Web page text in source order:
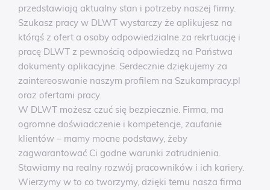
przedstawiają aktualny stan i potrzeby naszej firmy.
Szukasz pracy w DLWT wystarczy że aplikujesz na
którąś z ofert a osoby odpowiedzialne za rekrtuację i
pracę DLWT z pewnością odpowiedzą na Państwa
dokumenty aplikacyjne. Serdecznie dziękujemy za
zaintereoswanie naszym profilem na Szukampracy.pl
oraz ofertami pracy.
W DLWT możesz czuć się bezpiecznie. Firma, ma
ogromne doświadczenie i kompetencje, zaufanie
klientów – mamy mocne podstawy, żeby
zagwarantować Ci godne warunki zatrudnienia.
Stawiamy na realny rozwój pracowników i ich kariery.
Wierzymy w to co tworzymy, dzięki temu nasza firma